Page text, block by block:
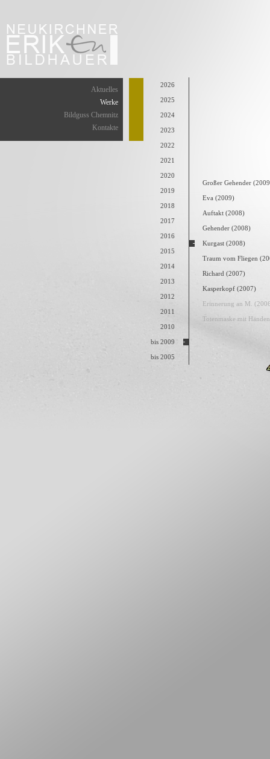
Aktuelles
Werke
Bildguss Chemnitz
Kontakte
2026
2025
2024
2023
2022
2021
2020
2019
2018
2017
2016
2015
2014
2013
2012
2011
2010
bis 2009
bis 2005
Großer Gehender
Eva (2009)
Auftakt (2008)
Gehender (2008)
Kurgast (2008)
Traum vom Fliegen
Richard (2007)
Kasperkopf (2007)
Erinnerung an M.
Totenmaske mit